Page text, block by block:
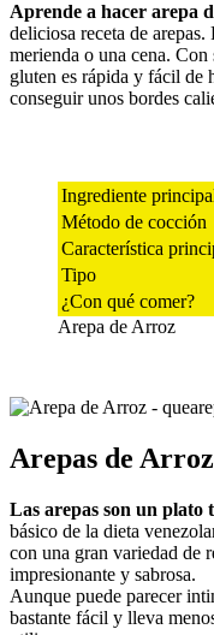
Aprende a hacer arepa
deliciosa receta de
merienda o una cena. Con
gluten es rápida y fácil de
conseguir unos bordes
Ingrediente
Método de cocción
Característica
Tipo
¿Con qué comer?
Arepa de Arroz
Arepas de
Las arepas son un plato
básico de la dieta
con una gran variedad de
impresionante y sabrosa.
Aunque puede parecer
bastante fácil y lleva